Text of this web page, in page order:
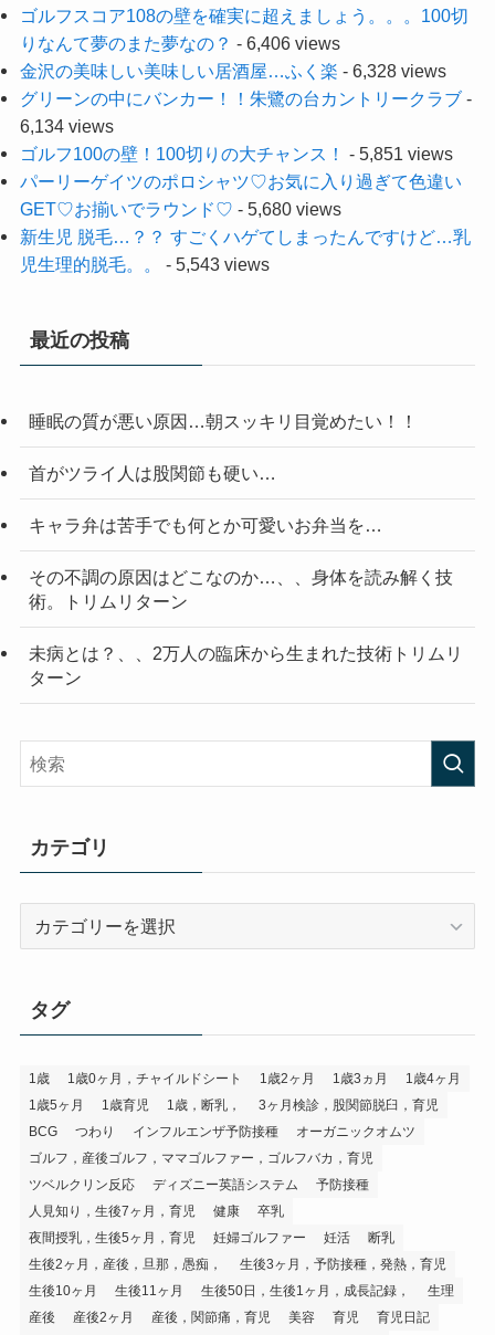
ゴルフスコア108の壁を確実に超えましょう。。。100切
りなんて夢のまた夢なの？ - 6,406 views
金沢の美味しい美味しい居酒屋…ふく楽 - 6,328 views
グリーンの中にバンカー！！朱鷺の台カントリークラブ-
6,134 views
ゴルフ100の壁！100切りの大チャンス！
- 5,851 views
パーリーゲイツのポロシャツ♡お気に入り過ぎて色違い
GET♡お揃いでラウンド♡ - 5,680 views
新生児 脱毛…？？ すごくハゲてしまったんですけど…乳
児生理的脱毛。。
- 5,543 views
最近の投稿
睡眠の質が悪い原因…朝スッキリ目覚めたい！！
首がツライ人は股関節も硬い…
キャラ弁は苦手でも何とか可愛いお弁当を…
その不調の原因はどこなのか…、、身体を読み解く技
術。トリムリターン
未病とは？、、2万人の臨床から生まれた技術トリムリ
ターン
カテゴリ
タグ
1歳 1歳0ヶ月，チャイルドシート 1歳2ヶ月 1歳3ヵ月
1歳4ヶ月
1歳5ヶ月
1歳育児 1歳，断乳，
3ヶ月検診，股関節脱臼，育児
BCG
つわり インフルエンザ予防接種
オーガニックオムツ
ゴルフ，産後ゴルフ，ママゴルファー，ゴルフバカ，育児
ツベルクリン反応
ディズニー英語システム
予防接種
人見知り，生後7ヶ月，育児
健康
卒乳
夜間授乳，生後5ヶ月，育児
妊婦ゴルファー 妊活
断乳
生後2ヶ月，産後，旦那，愚痴，
生後3ヶ月，予防接種，発熱，育児
生後10ヶ月
生後11ヶ月 生後50日，生後1ヶ月，成長記録，
生理
産後
産後2ヶ月 産後，関節痛，育児 美容 育児 育児日記